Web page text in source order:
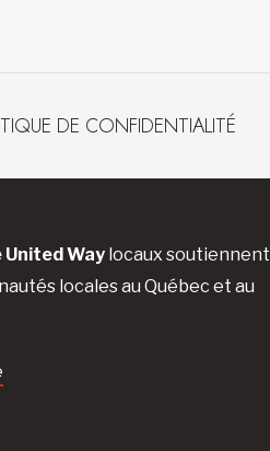
DE CONFIDENTIALITÉ
Waylocaux soutiennent
locales au Québec et au